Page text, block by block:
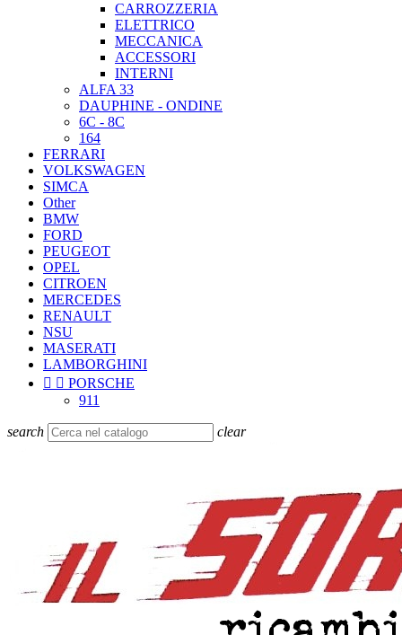
CARROZZERIA
ELETTRICO
MECCANICA
ACCESSORI
INTERNI
ALFA 33
DAUPHINE - ONDINE
6C - 8C
164
FERRARI
VOLKSWAGEN
SIMCA
Other
BMW
FORD
PEUGEOT
OPEL
CITROEN
MERCEDES
RENAULT
NSU
MASERATI
LAMBORGHINI
  PORSCHE
911
search clear